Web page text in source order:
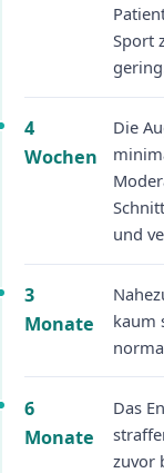
Sport
4
Wochen
Die
und
3
Monate
kaum
6
Monate
Das
zuvor